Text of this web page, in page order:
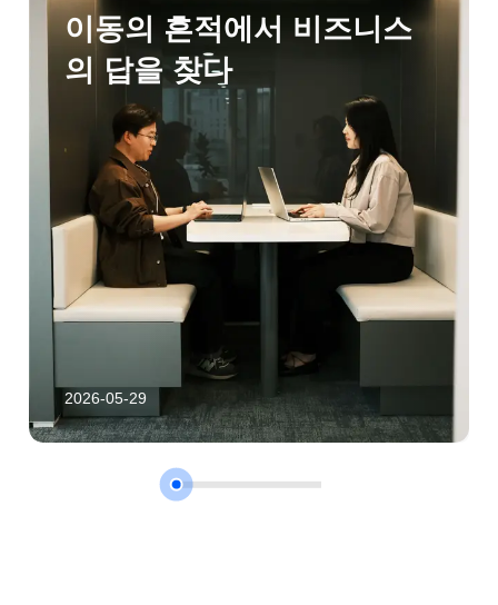
이동의 흔적에서 비즈니스
의 답을 찾다
2026-05-29